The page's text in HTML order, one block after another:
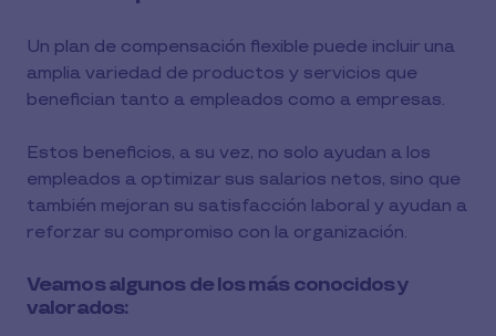
Un plan de compensación flexible puede incluir una
amplia variedad de productos y servicios que
benefician tanto a empleados como a empresas.
Estos beneficios, a su vez, no solo ayudan a los
empleados a optimizar sus salarios netos, sino que
también mejoran su satisfacción laboral y ayudan a
reforzar su compromiso con la organización.
Veamos algunos de los más conocidos y
valorados: